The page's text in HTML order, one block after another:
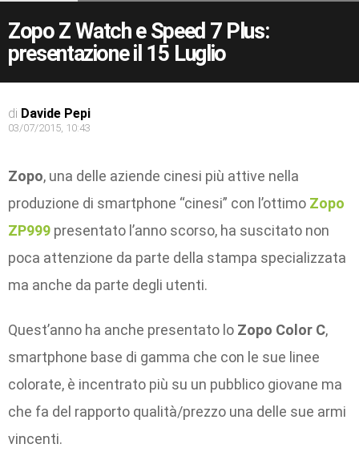
Zopo Z Watch e Speed 7 Plus:
presentazione il 15 Luglio
di Davide Pepi
03/07/2015, 10:43
Zopo, una delle aziende cinesi più attive nella
produzione di smartphone “cinesi” con l’ottimo Zopo
ZP999 presentato l’anno scorso, ha suscitato non
poca attenzione da parte della stampa specializzata
ma anche da parte degli utenti.
Quest’anno ha anche presentato lo Zopo Color C,
smartphone base di gamma che con le sue linee
colorate, è incentrato più su un pubblico giovane ma
che fa del rapporto qualità/prezzo una delle sue armi
vincenti.